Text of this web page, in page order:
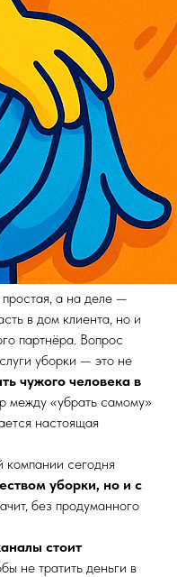
а на деле —
в дом клиента, но и
партнёра. Вопрос
уборки — это не
чужого человека в
между «убрать самому»
настоящая
компании сегодня
уборки, но и с
без продуманного
стоит
не тратить деньги в